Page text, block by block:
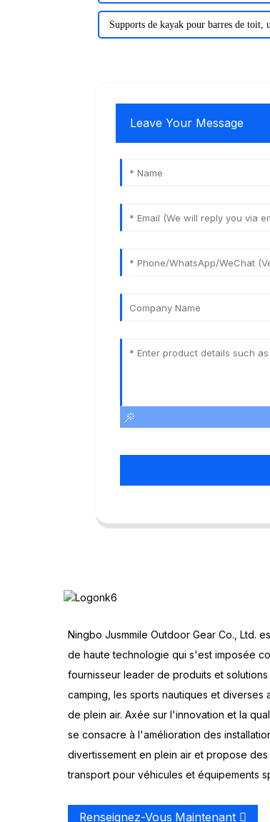
Supports de kayak pour barres de toit,
Leave Your Message
Ningbo Jusmmile Outdoor Gear Co., Ltd.
de haute technologie qui s'est imposée
fournisseur leader de produits et
camping, les sports nautiques et diverses
de plein air. Axée sur l'innovation et la
se consacre à l'amélioration des
divertissement en plein air et propose
transport pour véhicules et équipements
Renseignez-Vous Maintenant